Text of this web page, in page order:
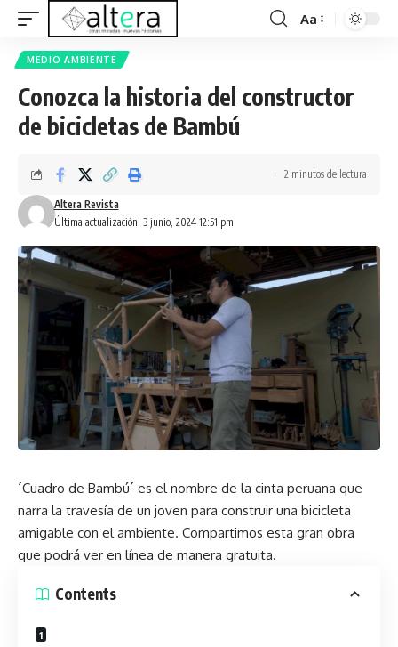
Aa
MEDIO AMBIENTE
Conozca la historia del constructor
de bicicletas de Bambú
Última actualización: 3 junio, 2024 12:51 pm
Altera Revista
2 minutos de lectura
´Cuadro de Bambú´ es el nombre de la cinta peruana que
narra la travesía de un joven para construir una bicicleta
amigable con el ambiente. Compartimos esta gran obra
que podrá ver en línea de manera gratuita.
Contents